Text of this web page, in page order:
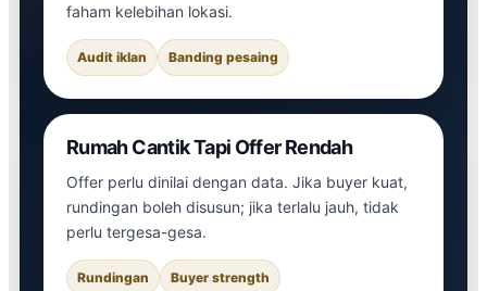
faham kelebihan lokasi.
Audit iklan Banding pesaing
Rumah Cantik Tapi Offer Rendah
Offer perlu dinilai dengan data. Jika buyer kuat,
rundingan boleh disusun; jika terlalu jauh, tidak
perlu tergesa-gesa.
Rundingan Buyer strength